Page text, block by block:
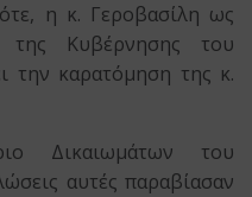
η κ. Γεροβασίλη ως
της Κυβέρνησης του
την καρατόμηση της κ.
Δικαιωμάτων του
αυτές παραβίασαν